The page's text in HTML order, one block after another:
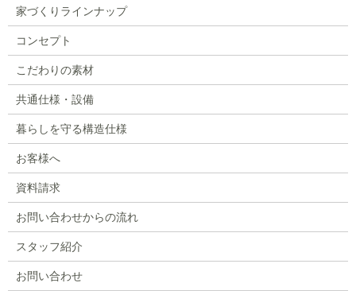
家づくりラインナップ
コンセプト
こだわりの素材
共通仕様・設備
暮らしを守る構造仕様
お客様へ
資料請求
お問い合わせからの流れ
スタッフ紹介
お問い合わせ